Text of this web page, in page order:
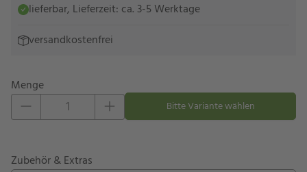
lieferbar, Lieferzeit: ca. 3-5 Werktage
versandkostenfrei
Menge
Eins hinzufügen Eins entfernenBitte Variante wählen
Zubehör & Extras